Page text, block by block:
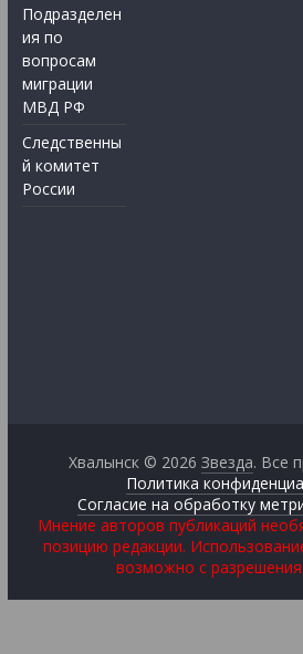
Подразделен
ия по
вопросам
миграции
МВД РФ
Следственны
й комитет
России
Хвалынск © 2026Звезда. Все
Политика
Согласие на обработку
Мнение авторов публикаций
позицию редакции.
возможно с разрешения